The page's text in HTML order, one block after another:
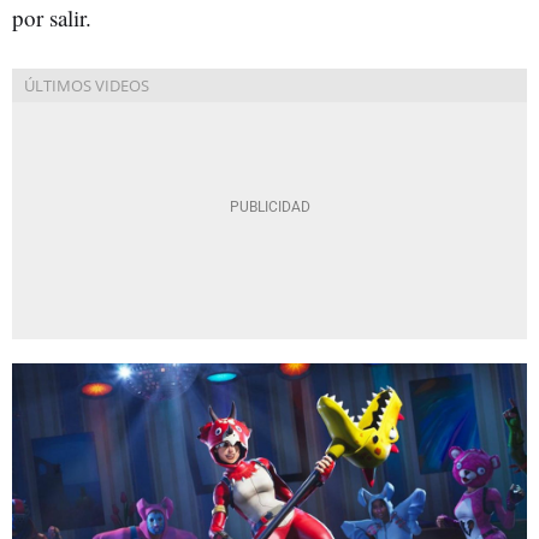
por salir.